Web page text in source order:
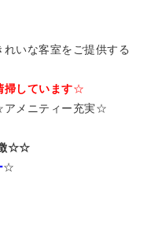
いな客室をご提供する
掃しています☆
メニティー充実☆
徴☆☆
☆